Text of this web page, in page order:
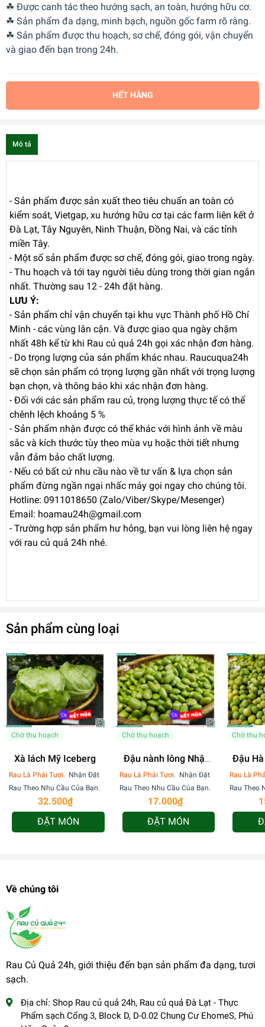
☘ Được canh tác theo hướng sạch, an toàn, hướng hữu cơ.
☘ Sản phẩm đa dạng, minh bạch, nguồn gốc farm rõ ràng.
☘ Sản phẩm được thu hoạch, sơ chế, đóng gói, vận chuyển
và giao đến bạn trong 24h.
HẾT HÀNG
Mô tả
- Sản phẩm được sản xuất theo tiêu chuẩn an toàn có
kiểm soát, Vietgap, xu hướng hữu cơ tại các farm liên kết ở
Đà Lạt, Tây Nguyên, Ninh Thuận, Đồng Nai, và các tỉnh
miền Tây.
- Một số sản phẩm được sơ chế, đóng gói, giao trong ngày.
- Thu hoạch và tới tay người tiêu dùng trong thời gian ngắn
nhất. Thường sau 12 - 24h đặt hàng.
LƯU Ý:
- Sản phẩm chỉ vận chuyển tại khu vực Thành phố Hồ Chí
Minh - các vùng lân cận. Và được giao qua ngày chậm
nhất 48h kể từ khi Rau củ quả 24h gọi xác nhận đơn hàng.
- Do trọng lượng của sản phẩm khác nhau. Raucuqua24h
sẽ chọn sản phẩm có trọng lượng gần nhất với trọng lượng
bạn chọn, và thông báo khi xác nhận đơn hàng.
- Đối với các sản phẩm rau củ, trọng lượng thực tế có thể
chênh lệch khoảng 5 %
- Sản phẩm nhận được có thể khác với hình ảnh về màu
sắc và kích thước tùy theo mùa vụ hoặc thời tiết nhưng
vẫn đảm bảo chất lượng.
- Nếu có bất cứ nhu cầu nào về tư vấn & lựa chọn sản
phẩm đừng ngần ngại nhấc máy gọi ngay cho chúng tôi.
Hotline: 0911018650 (Zalo/Viber/Skype/Mesenger)
Email: hoamau24h@gmail.com
- Trường hợp sản phẩm hư hỏng, bạn vui lòng liên hệ ngay
với rau củ quả 24h nhé.
Sản phẩm cùng loại
Chờ thu hoạch
Xà lách Mỹ Iceberg
Rau Là Phải Tươi. Nhận Đặt
Rau Theo Nhu Cầu Của Bạn.
32.500₫
ĐẶT MÓN
Chờ thu hoạch
Đậu nành lông Nhật
sơ chế - 170g
Rau Là Phải Tươi. Nhận Đặt
Rau Theo Nhu Cầu Của Bạn.
17.000₫
ĐẶT MÓN
Chờ thu
Đậu
Rau Là
Rau Theo
Về chúng tôi
Rau Củ Quả 24h, giới thiệu đến bạn sản phẩm đa dạng, tươi
sạch.
Địa chỉ: Shop Rau củ quả 24h, Rau củ quả Đà Lạt - Thực
Phẩm sạch Cổng 3, Block D, D-0.02 Chung Cư EhomeS, Phú